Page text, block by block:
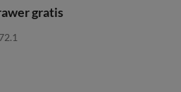
gratis